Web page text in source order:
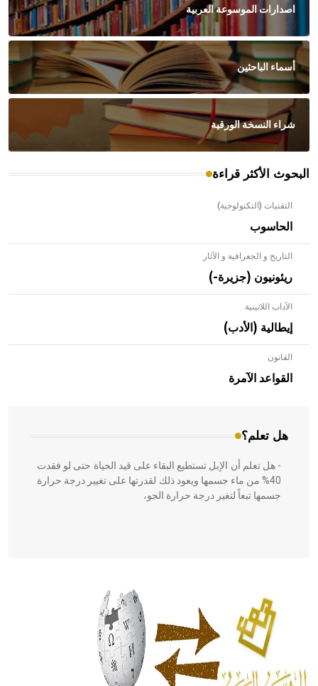
اصدارات الموسوعة العربية
أسماء الباحثين
شراء النسخة الورقية
البحوث الأكثر قراءة
التقنيات (التكنولوجية)
الحاسوب
التاريخ و الجغرافية و الآثار
ريئونيون (جزيرة-)
الآداب اللاتينية
إيطالية (الأدب)
القانون
القواعد الآمرة
هل تعلم؟
- هل تعلم أن الأبلق نوع من الفنون الهندسية التي ارتبطت
بالعمارة الإسلامية في بلاد الشام ومصر خاصة، حيث يحرص
المعمار على بناء مداميكه وخاصة في الواجهات
- هل تعلم أن الإبل تستطيع البقاء على قيد الحياة حتى لو فقدت
40% من ماء جسمها ويعود ذلك لقدرتها على تغيير درجة حرارة
جسمها تبعاً لتغير درجة حرارة الجو،
الحكم، الأدلة، تنظيم التغذية، ورسالته في جروح الرأس. ويعود
له الفضل بأنه حرر الطب من الدين والفلسفة.
- هل تعلم أن المرجان إفراز حيواني يتكون في البحر ويتركب